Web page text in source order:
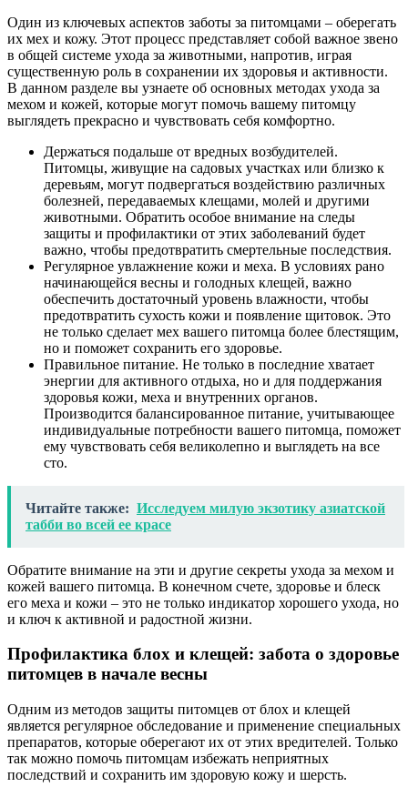
Один из ключевых аспектов заботы за питомцами – оберегать
их мех и кожу. Этот процесс представляет собой важное звено
в общей системе ухода за животными, напротив, играя
существенную роль в сохранении их здоровья и активности.
В данном разделе вы узнаете об основных методах ухода за
мехом и кожей, которые могут помочь вашему питомцу
выглядеть прекрасно и чувствовать себя комфортно.
Держаться подальше от вредных возбудителей.
Питомцы, живущие на садовых участках или близко к
деревьям, могут подвергаться воздействию различных
болезней, передаваемых клещами, молей и другими
животными. Обратить особое внимание на следы
защиты и профилактики от этих заболеваний будет
важно, чтобы предотвратить смертельные последствия.
Регулярное увлажнение кожи и меха. В условиях рано
начинающейся весны и голодных клещей, важно
обеспечить достаточный уровень влажности, чтобы
предотвратить сухость кожи и появление щитовок. Это
не только сделает мех вашего питомца более блестящим,
но и поможет сохранить его здоровье.
Правильное питание. Не только в последние хватает
энергии для активного отдыха, но и для поддержания
здоровья кожи, меха и внутренних органов.
Производится балансированное питание, учитывающее
индивидуальные потребности вашего питомца, поможет
ему чувствовать себя великолепно и выглядеть на все
сто.
Читайте также: Исследуем милую экзотику азиатской
табби во всей ее красе
Обратите внимание на эти и другие секреты ухода за мехом и
кожей вашего питомца. В конечном счете, здоровье и блеск
его меха и кожи – это не только индикатор хорошего ухода, но
и ключ к активной и радостной жизни.
Профилактика блох и клещей: забота о здоровье
питомцев в начале весны
Одним из методов защиты питомцев от блох и клещей
является регулярное обследование и применение специальных
препаратов, которые оберегают их от этих вредителей. Только
так можно помочь питомцам избежать неприятных
последствий и сохранить им здоровую кожу и шерсть.